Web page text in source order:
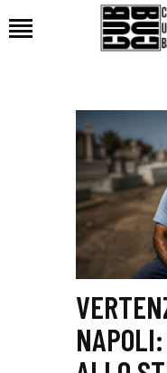
HOME
CHI SIAMO
SEDI
NEWS
PODCAST
RASSEGNA